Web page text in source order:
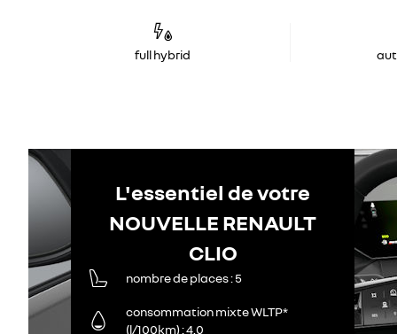
full hybrid
L'essentiel de votre
NOUVELLE RENAULT
CLIO
nombre de places 5
consommation mixte WLTP*
(l/100km) 4.0